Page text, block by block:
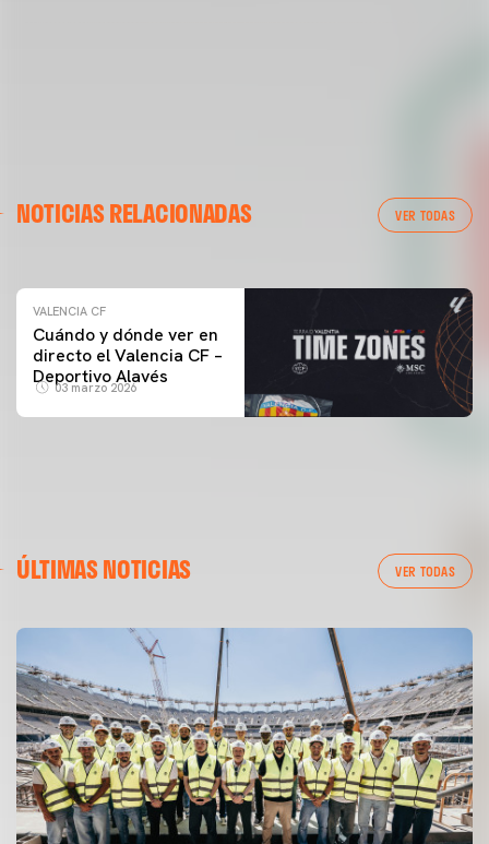
NOTICIAS RELACIONADAS VER TODAS
ENTRENAMIENTO DEL VALENCIA CF 04/03/26
VALENCIA CF
Cuándo y dónde ver en
directo el Valencia CF –
Deportivo Alavés
03 marzo 2026
ÚLTIMAS NOTICIAS VER TODAS